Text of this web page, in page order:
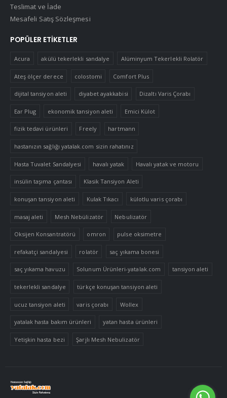
Teslimat ve İade
Mesafeli Satış Sözleşmesi
POPÜLER ETIKETLER
Acura akülü tekerlekli sandalye Alüminyum Tekerlekli Rolatör
Ateş ölçer derece colostomi Comfort Plus
dijital tansiyon aleti diyabet ayakkabisi Dizaltı Varis Çorabı
Ear Plug ekonomik tansiyon aleti Emici Külot
fizik tedavi ürünleri Freely hartmann
hastanızın sağlığı yatalak.com sizin rahatınız
Hasta Tuvalet Sandalyesi havalı yatak Havalı yatak ve motoru
insülin taşıma çantası Klasik Tansiyon Aleti
konuşan tansiyon aleti Kulak Tıkacı külotlu varis çorabı
masaj aleti Mesh Nebülizatör Nebulizatör
Oksijen Konsantratörü omron pulse oksimetre
refakatçi sandalyesi rolatör saç yıkama bonesi
saç yıkama havuzu Solunum Ürünleri-yatalak.com tansiyon aleti
tekerlekli sandalye türkçe konuşan tansiyon aleti
ucuz tansiyon aleti varis çorabı Wollex
yatalak hasta bakım ürünleri yatan hasta ürünleri
Yetişkin hasta bezi Şarjlı Mesh Nebulizatör